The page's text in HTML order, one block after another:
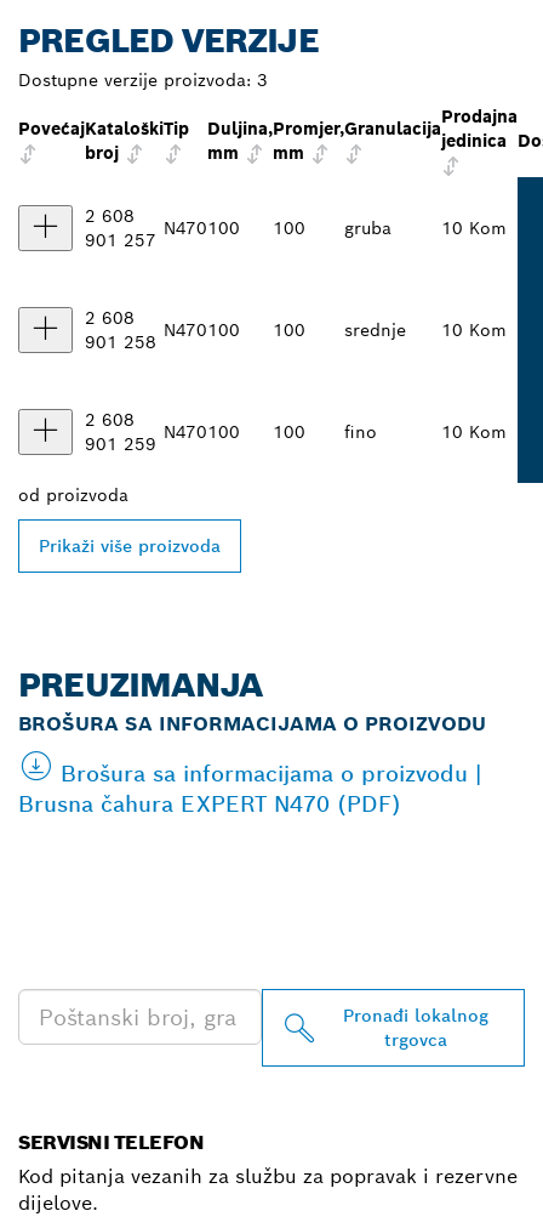
PREGLED VERZIJE
Dostupne verzije proizvoda: 3
PovećajKataloški
broj
Tip
Duljina,
mm
Promjer,
mm
Granulacija
Prodajna
jedinica
2 608
901 257
N470100 100 gruba 10 Kom
2 608
901 258
N470100 100 srednje 10 Kom
2 608
901 259
N470100 100 fino 10 Kom
od proizvoda
Prikaži više proizvoda
PREUZIMANJA
BROŠURA SA INFORMACIJAMA O PROIZVODU
Brošura sa informacijama o proizvodu |
Brusna čahura EXPERT N470 (PDF)
Pronađi lokalnog
trgovca
SERVISNI TELEFON
Kod pitanja vezanih za službu za popravak i rezervne
dijelove.